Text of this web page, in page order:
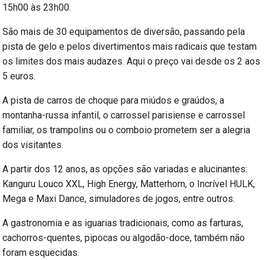
15h00 às 23h00.
São mais de 30 equipamentos de diversão, passando pela
pista de gelo e pelos divertimentos mais radicais que testam
os limites dos mais audazes. Aqui o preço vai desde os 2 aos
5 euros.
A pista de carros de choque para miúdos e graúdos, a
montanha-russa infantil, o carrossel parisiense e carrossel
familiar, os trampolins ou o comboio prometem ser a alegria
dos visitantes.
A partir dos 12 anos, as opções são variadas e alucinantes:
Kanguru Louco XXL, High Energy, Matterhorn, o Incrível HULK,
Mega e Maxi Dance, simuladores de jogos, entre outros.
A gastronomia e as iguarias tradicionais, como as farturas,
cachorros-quentes, pipocas ou algodão-doce, também não
foram esquecidas.